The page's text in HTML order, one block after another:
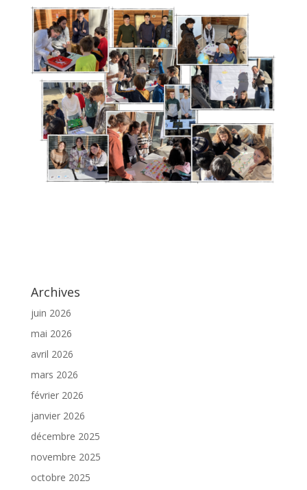
Archives
juin 2026
mai 2026
avril 2026
mars 2026
février 2026
janvier 2026
décembre 2025
novembre 2025
octobre 2025